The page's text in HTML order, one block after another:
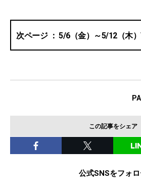
5/6（金）～5/12（木
この記事をシェア
公式SNSをフォ